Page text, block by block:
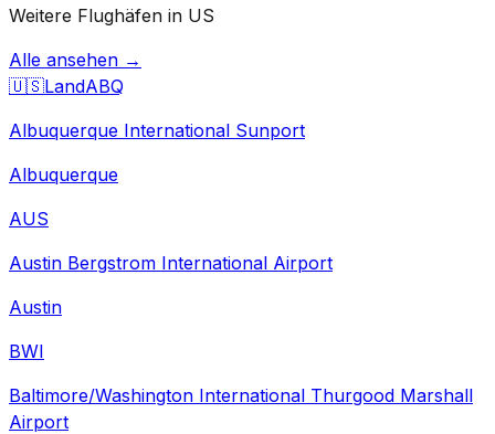
Weitere Flughäfen in US
Alle ansehen →
🇺🇸LandABQ
Albuquerque International Sunport
Albuquerque
AUS
Austin Bergstrom International Airport
Austin
BWI
Baltimore/Washington International Thurgood Marshall
Airport